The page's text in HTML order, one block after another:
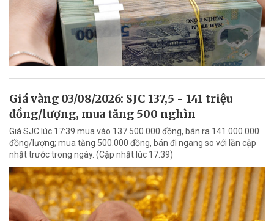
Giá vàng 03/08/2026: SJC 137,5 - 141 triệu
đồng/lượng, mua tăng 500 nghìn
Giá SJC lúc 17:39 mua vào 137.500.000 đồng, bán ra 141.000.000
đồng/lượng; mua tăng 500.000 đồng, bán đi ngang so với lần cập
nhật trước trong ngày. (Cập nhật lúc 17:39)